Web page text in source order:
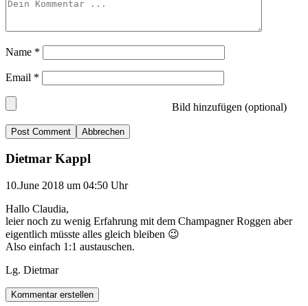
Name *
Email *
Bild hinzufügen (optional)
Abbrechen
Dietmar Kappl
10.June 2018 um 04:50 Uhr
Hallo Claudia,
leier noch zu wenig Erfahrung mit dem Champagner Roggen aber
eigentlich müsste alles gleich bleiben 😉
Also einfach 1:1 austauschen.
Lg. Dietmar
Kommentar erstellen